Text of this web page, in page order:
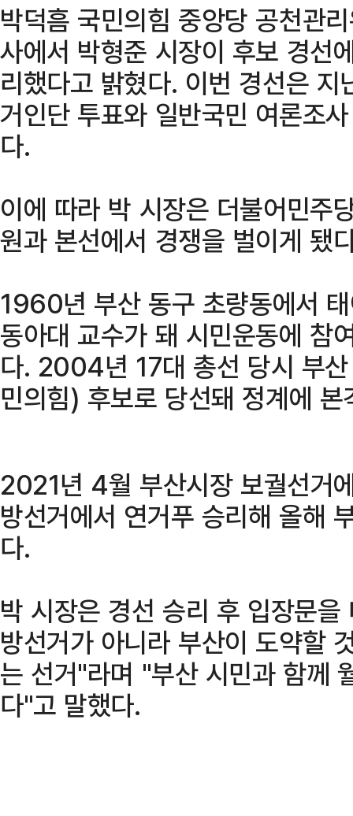
박덕흠 국민의힘 중앙당 공천관
사에서 박형준 시장이 후보 경선
리했다고 밝혔다. 이번 경선은
거인단 투표와 일반국민 여론조
다.
이에 따라 박 시장은 더불어민주
원과 본선에서 경쟁을 벌이게 됐
1960년 부산 동구 초량동에서
동아대 교수가 돼 시민운동에 참
다. 2004년 17대 총선 당시 부
민의힘) 후보로 당선돼 정계에 본
2021년 4월 부산시장 보궐선거
방선거에서 연거푸 승리해 올해
다.
박 시장은 경선 승리 후 입장문
방선거가 아니라 부산이 도약할
는 선거"라며 "부산 시민과 함께
다"고 말했다.